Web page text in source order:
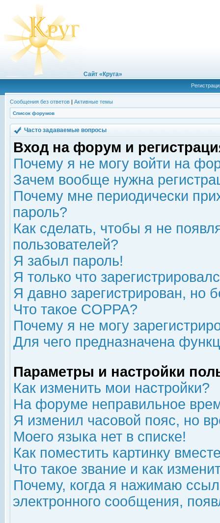
Сайт «Круга»
Сообщения без ответов | Активные темы
Список форумов
Часто задаваемые вопросы
Вход на форум и
Почему я не могу войти на
Зачем вообще нужна
Почему мне периодически
пароль?
Как сделать, чтобы я не
пользователей?
Я забыл пароль!
Я только что
Я давно зарегистрирован, но
Что такое COPPA?
Почему я не могу
Для чего предназначена
Параметры и настройки
Как изменить мои настройки?
На форуме неправильное
Я изменил часовой пояс, но
Моего языка нет в списке!
Как поместить картинку
Что такое звание и как
Почему, когда я нажимаю
электронного сообщения,